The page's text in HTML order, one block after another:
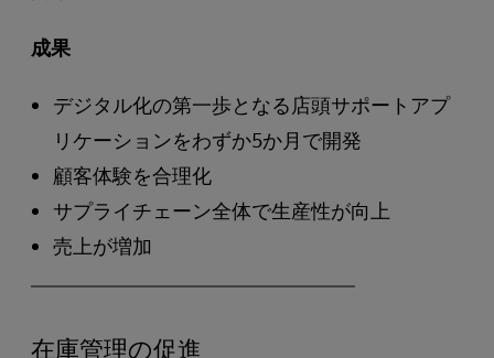
成果
デジタル化の第一歩となる店頭サポートアプ
リケーションをわずか5か月で開発
顧客体験を合理化
サプライチェーン全体で生産性が向上
売上が増加
在庫管理の促進